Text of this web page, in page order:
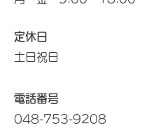
定休日
土日祝日
電話番号
048-753-9208